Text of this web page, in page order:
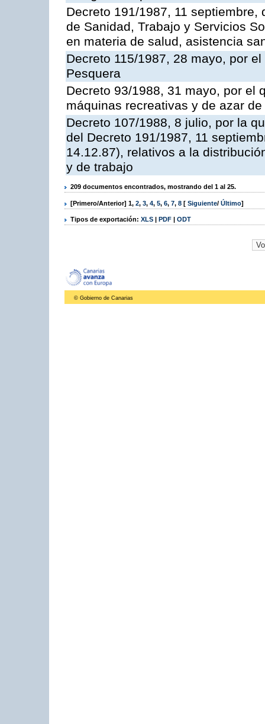
Decreto 191/1987, 11
de Sanidad, Trabajo y Servicios
en materia de salud, asistencia
Decreto 115/1987, 28 mayo, por
Pesquera
Decreto 93/1988, 31 mayo, por el
máquinas recreativas y de azar
Decreto 107/1988, 8 julio, por la
del Decreto 191/1987, 11
14.12.87), relativos a la
y de trabajo
209 documentos encontrados, mostrando del 1 al 25.
[Primero/Anterior] 1, 2, 3, 4, 5, 6, 7, 8 [ Siguiente/ Último]
Tipos de exportación: XLS | PDF | ODT
© Gobierno de Canarias